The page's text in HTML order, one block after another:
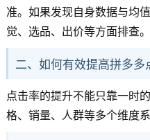
准。如果发现自身数据与均
觉、选品、出价等方面排查。
二、如何有效提高拼多多
点击率的提升不能只靠一时
格、销量、人群等多个维度系